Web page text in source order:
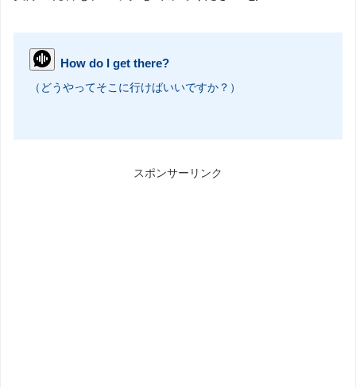
How do I get there?
（どうやってそこに行けばいいですか？）
スポンサーリンク